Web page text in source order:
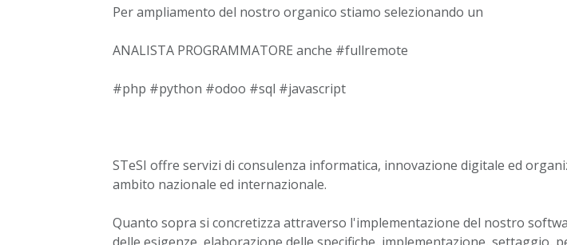
Per ampliamento del nostro organico stiamo selezionando un
ANALISTA PROGRAMMATORE anche #fullremote
#php #python #odoo #sql #javascript
STeSI offre servizi di consulenza informatica, innovazione digitale ed
ambito nazionale ed internazionale.
Quanto sopra si concretizza attraverso l'implementazione del nostro